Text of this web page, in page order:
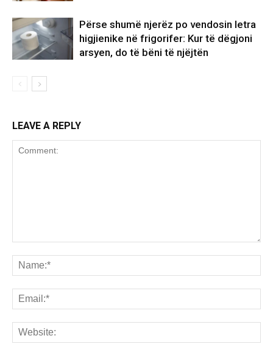
Përse shumë njerëz po vendosin letra
higjienike në frigorifer: Kur të dëgjoni
arsyen, do të bëni të njëjtën
LEAVE A REPLY